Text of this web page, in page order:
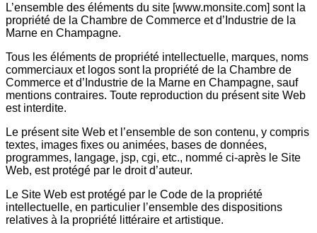
L’ensemble des éléments du site [www.monsite.com] sont la
propriété de la Chambre de Commerce et d’Industrie de la
Marne en Champagne.
Tous les éléments de propriété intellectuelle, marques, noms
commerciaux et logos sont la propriété de la Chambre de
Commerce et d’Industrie de la Marne en Champagne, sauf
mentions contraires. Toute reproduction du présent site Web
est interdite.
Le présent site Web et l’ensemble de son contenu, y compris
textes, images fixes ou animées, bases de données,
programmes, langage, jsp, cgi, etc., nommé ci-après le Site
Web, est protégé par le droit d’auteur.
Le Site Web est protégé par le Code de la propriété
intellectuelle, en particulier l’ensemble des dispositions
relatives à la propriété littéraire et artistique.